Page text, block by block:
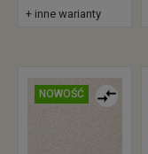
+ inne warianty
NOWOŚĆ